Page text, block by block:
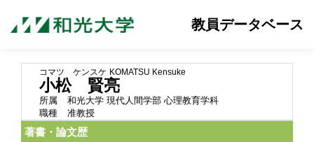
教員データベース
コマツ ケンスケ KOMATSU Kensuke
小松 賢亮
所属
和光大学 現代人間学部 心理教育学科
職種
准教授
著書・論文歴